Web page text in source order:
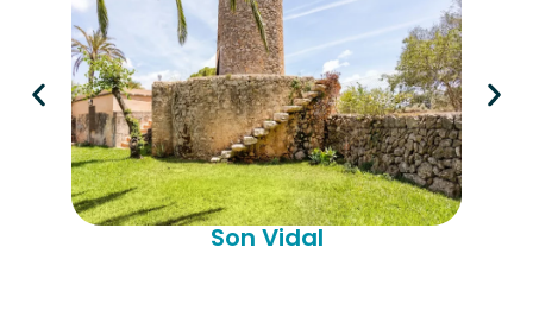
Son Vidal